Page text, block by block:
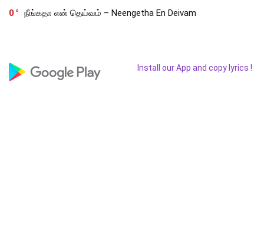
0 நீங்கதா என் தெய்வம் – Neengetha En Deivam
Install our App and copy lyrics !